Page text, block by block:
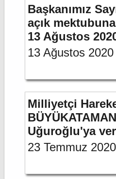
Başkanımız
açık
13 Ağustos
13 Ağustos 2020
Milliyetçi
Uğuroğlu'ya
23 Temmuz 2020